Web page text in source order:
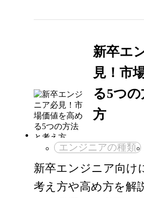
新卒エ
見！市
る5つの
方
エンジニアの種類
新卒エンジニア向け
考え方や高め方を解